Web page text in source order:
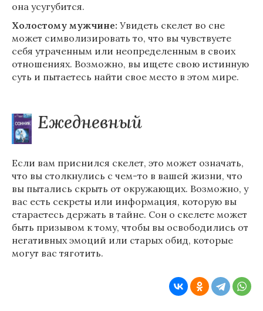
она усугубится.
Холостому мужчине: Увидеть скелет во сне
может символизировать то, что вы чувствуете
себя утраченным или неопределенным в своих
отношениях. Возможно, вы ищете свою истинную
суть и пытаетесь найти свое место в этом мире.
Ежедневный
Если вам приснился скелет, это может означать,
что вы столкнулись с чем-то в вашей жизни, что
вы пытались скрыть от окружающих. Возможно, у
вас есть секреты или информация, которую вы
стараетесь держать в тайне. Сон о скелете может
быть призывом к тому, чтобы вы освободились от
негативных эмоций или старых обид, которые
могут вас тяготить.